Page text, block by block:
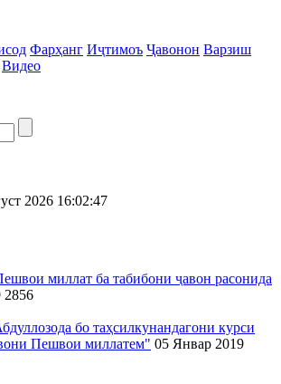
Фарҳанг Иҷтимоъ Ҷавонон Варзиш
Видео
2026 16:02:47
миллат ба табибони ҷавон расонида
2856
бо таҳсилкунандагони курси
Пешвои миллатем" 05 Январ 2019